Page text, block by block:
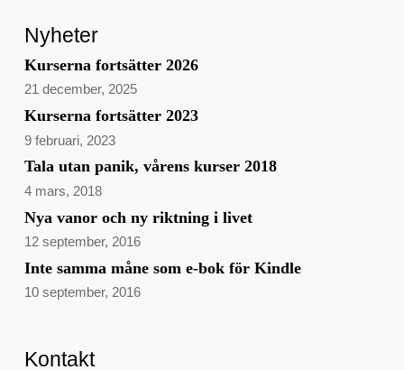
Nyheter
Kurserna fortsätter 2026
21 december, 2025
Kurserna fortsätter 2023
9 februari, 2023
Tala utan panik, vårens kurser 2018
4 mars, 2018
Nya vanor och ny riktning i livet
12 september, 2016
Inte samma måne som e-bok för Kindle
10 september, 2016
Kontakt